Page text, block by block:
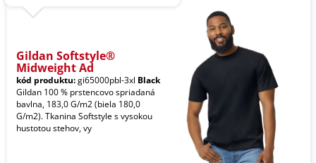
Gildan Softstyle®
Midweight Ad
kód produktu:gi65000pbl-3xl Black
Gildan 100 % prstencovo spriadaná
bavlna, 183,0 G/m2 (biela 180,0
G/m2). Tkanina Softstyle s vysokou
hustotou stehov, vy